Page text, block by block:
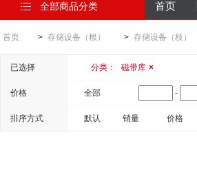
全部商品分类 首页
首页 > 存储设备（根） > 存储设备（枝）
已选择 分类： 磁带库 ×
价格 全部 -
排序方式 默认 销量 价格